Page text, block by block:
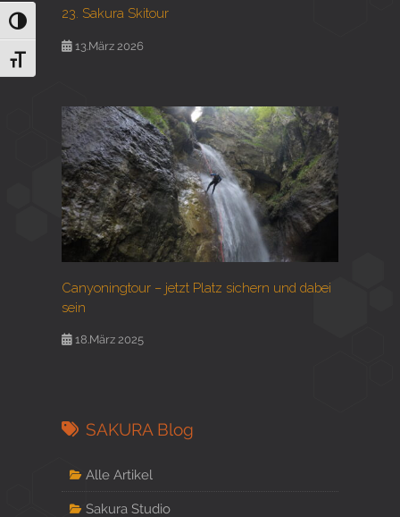
Umschalten auf hohe Kontraste
Schrift vergrößern
23. Sakura Skitour
13.März 2026
Canyoningtour – jetzt Platz sichern und dabei
sein
18.März 2025
SAKURA Blog
Alle Artikel
Sakura Studio